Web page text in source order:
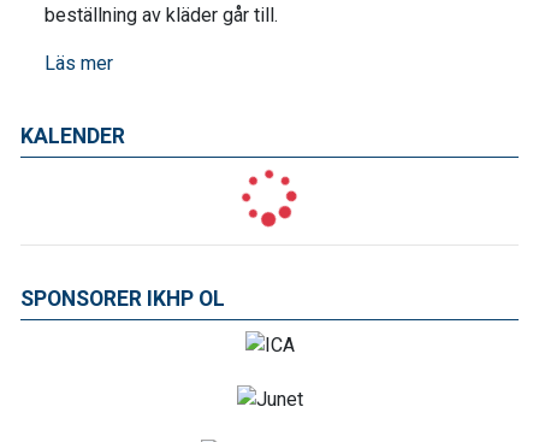
beställning av kläder går till.
Läs mer
KALENDER
SPONSORER IKHP OL